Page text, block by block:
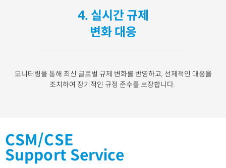
4. 실시간 규제
변화 대응
모니터링을 통해 최신 글로벌 규제 변화를 반영하고, 선제적인 대응을
조치하여 장기적인 규정 준수를 보장합니다.
CSM/CSE
Support Service